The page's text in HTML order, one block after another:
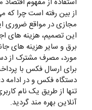
از بین رفته است چرا که
مجازی در مواقع ضروری
این تصمیم، هزینه های
برق و سایر هزینه های
مورد، مصرف مشترک از
برای ارسال فکس با
دستگاه فکس و در ادامه
تنها از طریق یک نام
آنلاین بهره مند گردید.